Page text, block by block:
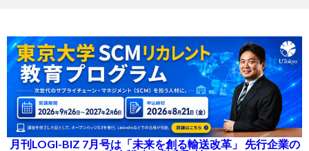
月刊LOGI-BIZ 7月号は「未来を創る輸送改革」 先行企業の